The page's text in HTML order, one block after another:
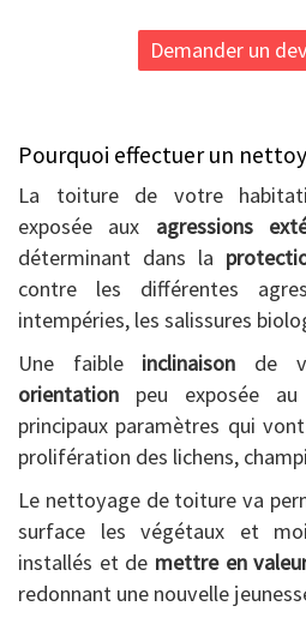
Demander un
Pourquoi effectuer un
La toiture de votre
exposée aux agressions
déterminant dans la
contre les différentes
intempéries, les salissures
Une faible inclinaison de
orientation peu exposée
principaux paramètres qui
prolifération des lichens,
Le nettoyage de toiture va
surface les végétaux et
installés et de mettre en
redonnant une nouvelle